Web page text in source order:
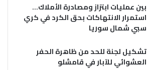
بين عمليات ابتزاز ومصادرة الأملاك…
استمرار الانتهاكات بحق الكرد في كري
سبي شمال سوريا
تشكيل لجنة للحد من ظاهرة الحفر
العشوائي للآبار في قامشلو